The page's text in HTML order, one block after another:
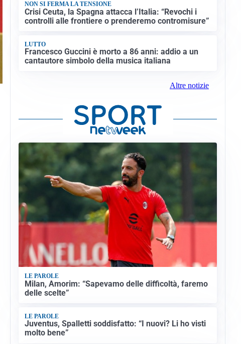
NON SI FERMA LA TENSIONE
Crisi Ceuta, la Spagna attacca l’Italia: “Revochi i
controlli alle frontiere o prenderemo contromisure”
LUTTO
Francesco Guccini è morto a 86 anni: addio a un
cantautore simbolo della musica italiana
Altre notizie
LE PAROLE
Milan, Amorim: “Sapevamo delle difficoltà, faremo
delle scelte”
LE PAROLE
Juventus, Spalletti soddisfatto: “I nuovi? Li ho visti
molto bene”